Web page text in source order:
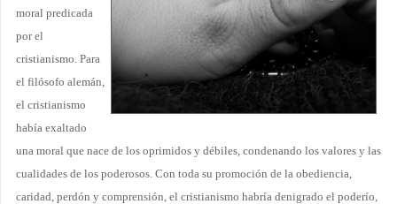
moral predicada
por el
cristianismo. Para
el filósofo alemán,
el cristianismo
había exaltado
una moral que nace de los oprimidos y débiles, condenando los valores y las
cualidades de los poderosos. Con toda su promoción de la obediencia,
caridad, perdón y comprensión, el cristianismo habría denigrado el poderío,